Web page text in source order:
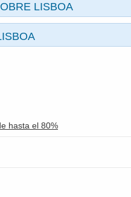
LISBOA
hasta el 80%